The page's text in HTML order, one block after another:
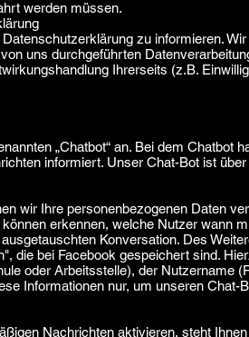
werden müssen.
zu informieren.
uns durchgeführten
Ihrerseits (z.B.
„Chatbot“ an. Bei dem Chatbot
informiert. Unser Chat-Bot ist über
wir Ihre personenbezogenen Daten
erkennen, welche Nutzer wann
Konversation. Des
die bei Facebook gespeichert sind.
oder Arbeitsstelle), der Nutzername
Informationen nur, um unseren Chat-
Nachrichten aktivieren, steht